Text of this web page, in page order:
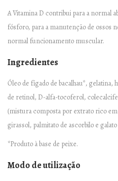
A
A
H
m
A Vitamina D contribui para a normal
fósforo, para a manutenção de ossos
normal funcionamento muscular.
Ingredientes
Óleo de fígado de bacalhau*,
de retinol, D-alfa-tocoferol,
(mistura composta por extrato rico
girassol, palmitato de ascorbilo e
*Produto à base de peixe.
Modo de utilização